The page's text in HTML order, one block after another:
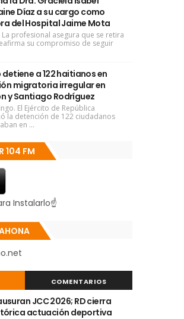
Díaz a su cargo como
del Hospital Jaime Mota
profesional asegura que se retira
su compromiso de seguir
detiene a 122 haitianos en
migratoria irregular en
y Santiago Rodríguez
El Ejército de República
la detención de 122 ciudadanos
en ...
104 FM
Instalarlo☝
COMENTARIOS
JCC 2026; RD cierra
actuación deportiva